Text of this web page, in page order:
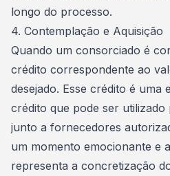
longo do processo.
4. Contemplação e Aquisição
Quando um consorciado é
crédito correspondente ao
desejado. Esse crédito é uma
crédito que pode ser
junto a fornecedores
um momento emocionante e
representa a concretização